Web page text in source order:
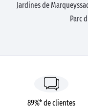
Jardines de
Parc
89%* de clientes